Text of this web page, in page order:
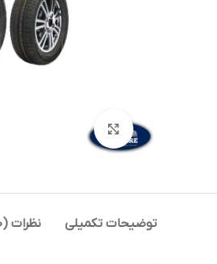
بزرگنمایی تصویر
توضیحات تکمیلی نظرات (0)